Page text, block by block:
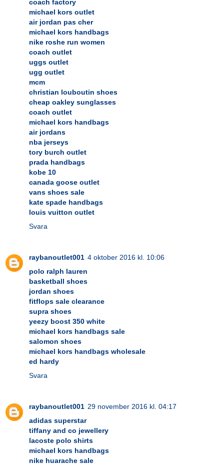
coach factory
michael kors outlet
air jordan pas cher
michael kors handbags
nike roshe run women
coach outlet
uggs outlet
ugg outlet
mcm
christian louboutin shoes
cheap oakley sunglasses
coach outlet
michael kors handbags
air jordans
nba jerseys
tory burch outlet
prada handbags
kobe 10
canada goose outlet
vans shoes sale
kate spade handbags
louis vuitton outlet
Svara
raybanoutlet001 4 oktober 2016 kl. 10:06
polo ralph lauren
basketball shoes
jordan shoes
fitflops sale clearance
supra shoes
yeezy boost 350 white
michael kors handbags sale
salomon shoes
michael kors handbags wholesale
ed hardy
Svara
raybanoutlet001 29 november 2016 kl. 04:17
adidas superstar
tiffany and co jewellery
lacoste polo shirts
michael kors handbags
nike huarache sale